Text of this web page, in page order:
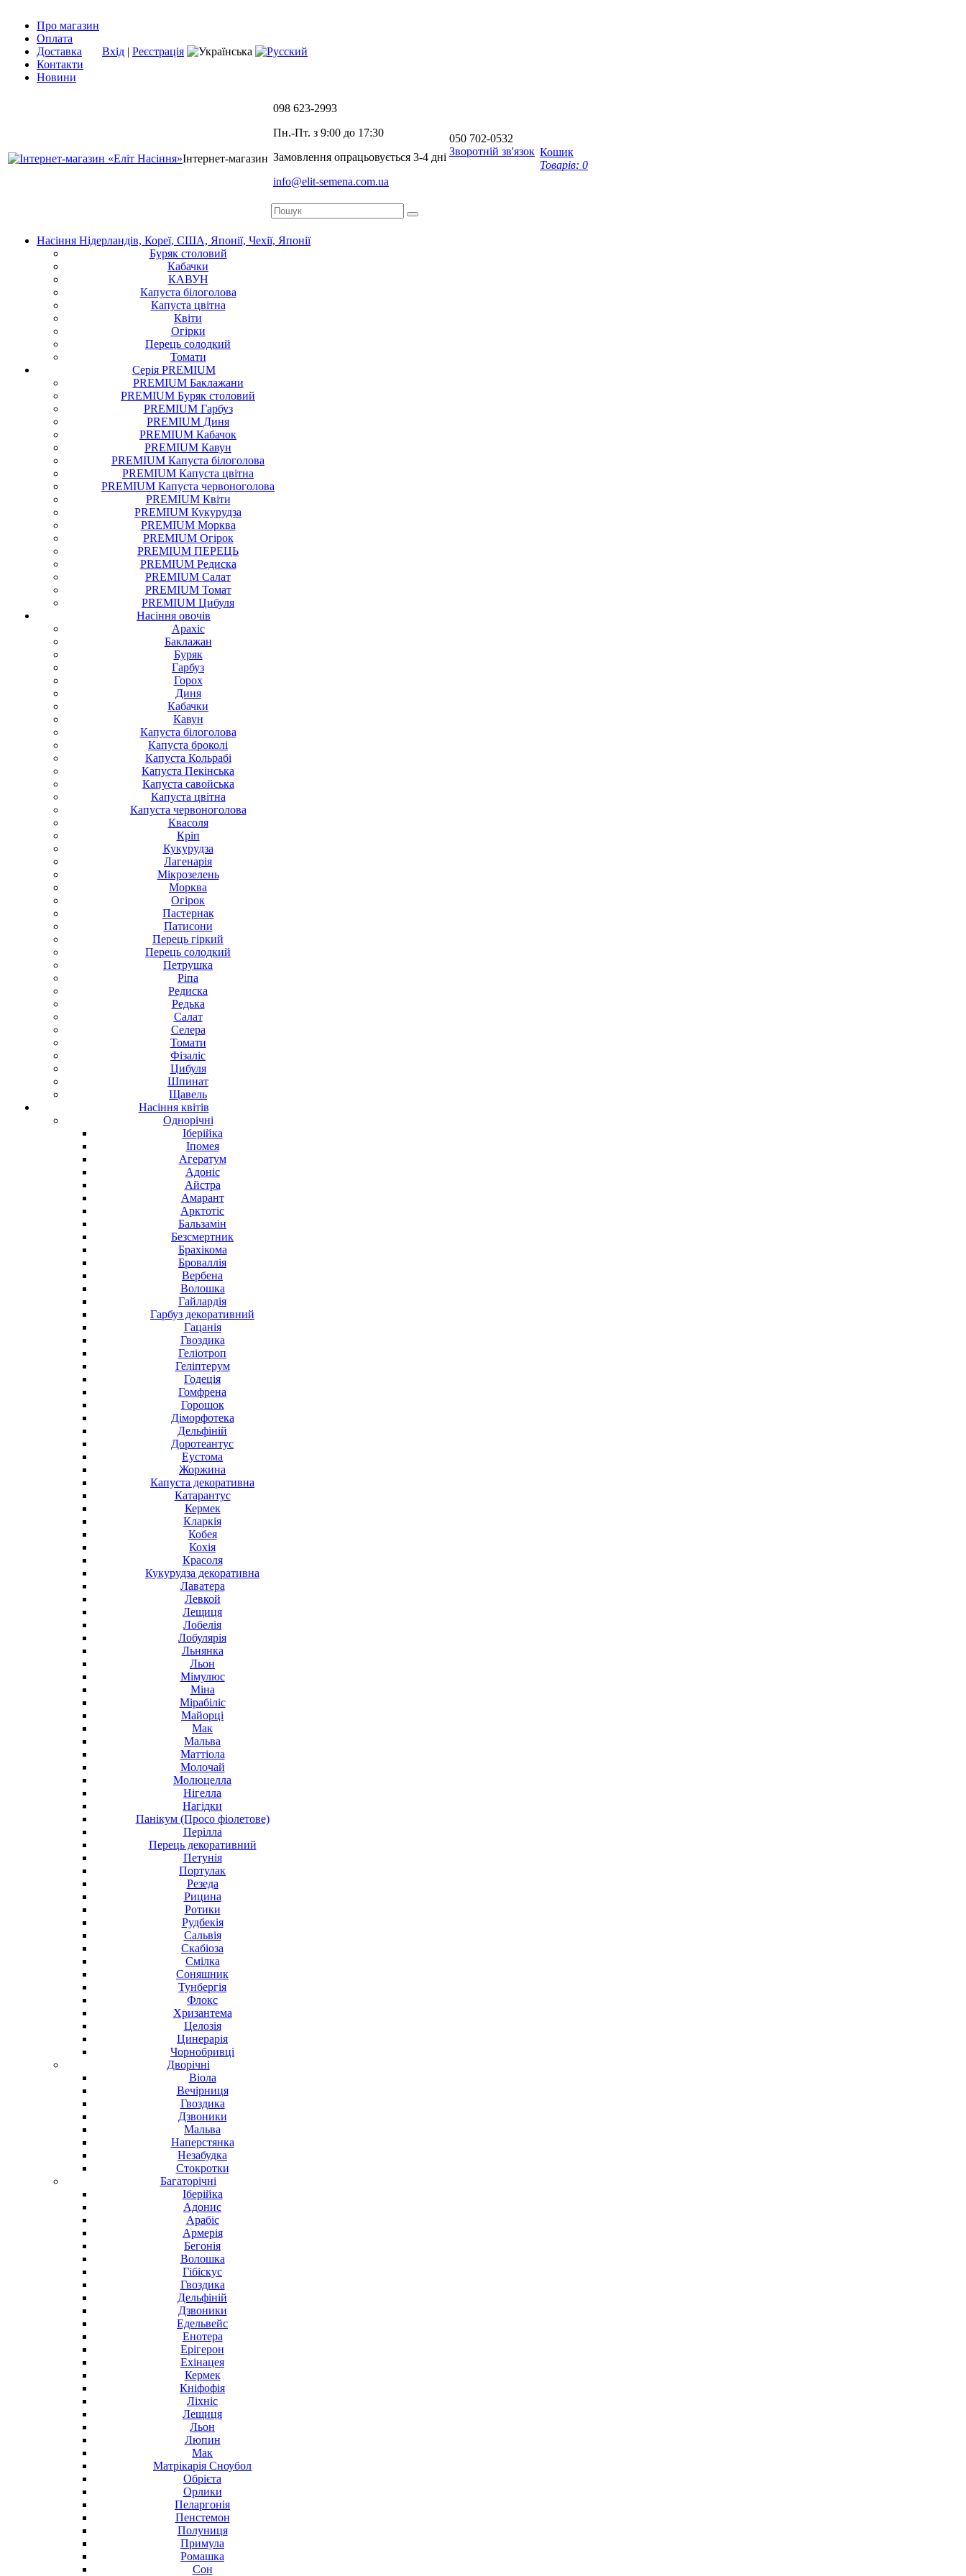
Про магазин
Оплата
Доставка
Контакти
Новини
Вхід | Реєстрація
Інтернет-магазин
098 623-2993
Пн.-Пт. з 9:00 до 17:30
Замовлення опрацьовується 3-4 дні
info@elit-semena.com.ua
050 702-0532
Зворотній зв'язок Кошик
Товарів: 0
Насіння Нідерландів, Кореї, США, Японії, Чехії, Японії
Буряк столовий
Кабачки
КАВУН
Капуста білоголова
Капуста цвітна
Квіти
Огірки
Перець солодкий
Томати
Серія PREMIUM
PREMIUM Баклажани
PREMIUM Буряк столовий
PREMIUM Гарбуз
PREMIUM Диня
PREMIUM Кабачок
PREMIUM Кавун
PREMIUM Капуста білоголова
PREMIUM Капуста цвітна
PREMIUM Капуста червоноголова
PREMIUM Квіти
PREMIUM Кукурудза
PREMIUM Морква
PREMIUM Огірок
PREMIUM ПЕРЕЦЬ
PREMIUM Редиска
PREMIUM Салат
PREMIUM Томат
PREMIUM Цибуля
Насіння овочів
Арахіс
Баклажан
Буряк
Гарбуз
Горох
Диня
Кабачки
Кавун
Капуста білоголова
Капуста броколі
Капуста Кольрабі
Капуста Пекінська
Капуста савойська
Капуста цвітна
Капуста червоноголова
Квасоля
Кріп
Кукурудза
Лагенарія
Мікрозелень
Морква
Огірок
Пастернак
Патисони
Перець гіркий
Перець солодкий
Петрушка
Ріпа
Редиска
Редька
Салат
Селера
Томати
Фізаліс
Цибуля
Шпинат
Щавель
Насіння квітів
Однорічні
Іберійка
Іпомея
Агератум
Адоніс
Айстра
Амарант
Арктотіс
Бальзамін
Безсмертник
Брахікома
Броваллія
Вербена
Волошка
Гайлардія
Гарбуз декоративний
Гацанія
Гвоздика
Геліотроп
Геліптерум
Годеція
Гомфрена
Горошок
Діморфотека
Дельфіній
Доротеантус
Еустома
Жоржина
Капуста декоративна
Катарантус
Кермек
Кларкія
Кобея
Кохія
Красоля
Кукурудза декоративна
Лаватера
Левкой
Лещиця
Лобелія
Лобулярія
Льнянка
Льон
Мімулюс
Міна
Мірабіліс
Майорці
Мак
Мальва
Маттіола
Молочай
Молюцелла
Нігелла
Нагідки
Панікум (Просо фіолетове)
Перілла
Перець декоративний
Петунія
Портулак
Резеда
Рицина
Ротики
Рудбекія
Сальвія
Скабіоза
Смілка
Соняшник
Тунбергія
Флокс
Хризантема
Целозія
Цинерарія
Чорнобривці
Дворічні
Віола
Вечірниця
Гвоздика
Дзвоники
Мальва
Наперстянка
Незабудка
Стокротки
Багаторічні
Іберійка
Адонис
Арабіс
Армерія
Бегонія
Волошка
Гібіскус
Гвоздика
Дельфіній
Дзвоники
Едельвейс
Енотера
Ерігерон
Ехінацея
Кермек
Кніфофія
Ліхніс
Лещиця
Льон
Люпин
Мак
Матрікарія Сноубол
Обрієта
Орлики
Пеларгонія
Пенстемон
Полуниця
Примула
Ромашка
Сон